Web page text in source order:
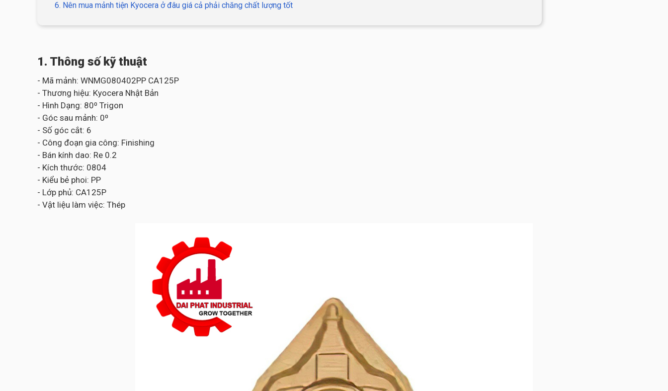
6. Nên mua mảnh tiện Kyocera ở đâu giá cả phải chăng chất lượng tốt
1. Thông số kỹ thuật
- Mã mảnh: WNMG080402PP CA125P
- Thương hiệu: Kyocera Nhật Bản
- Hình Dạng: 80⁰ Trigon
- Góc sau mảnh: 0⁰
- Số góc cắt: 6
- Công đoạn gia công: Finishing
- Bán kính dao: Re 0.2
- Kích thước: 0804
- Kiểu bẻ phoi: PP
- Lớp phủ: CA125P
- Vật liệu làm việc: Thép